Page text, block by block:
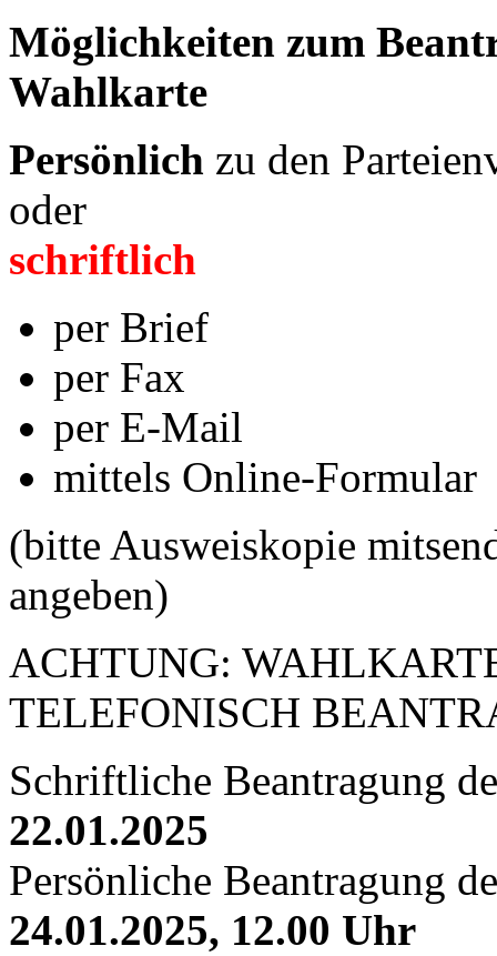
Möglichkeiten zum
Wahlkarte
Persönlich zu den
oder
schriftlich
per Brief
per Fax
per E-Mail
mittels Online-Formular
(bitte Ausweiskopie
angeben)
ACHTUNG:
TELEFONISCH
Schriftliche Beantragung
22.01.2025
Persönliche Beantragung
24.01.2025, 12.00 Uhr